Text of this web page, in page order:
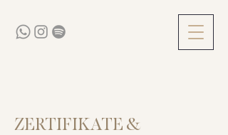
ZERTIFIKATE &